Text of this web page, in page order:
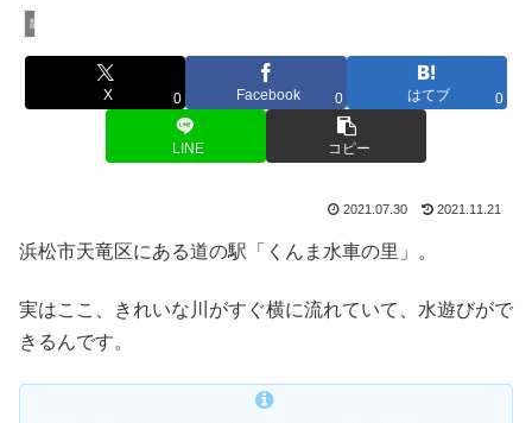
静岡県西部の子連れ観光スポット
X 0 Facebook 0 はてブ 0
LINE コピー
2021.07.30 2021.11.21
浜松市天竜区にある道の駅「くんま水車の里」。
実はここ、きれいな川がすぐ横に流れていて、水遊びがで
きるんです。